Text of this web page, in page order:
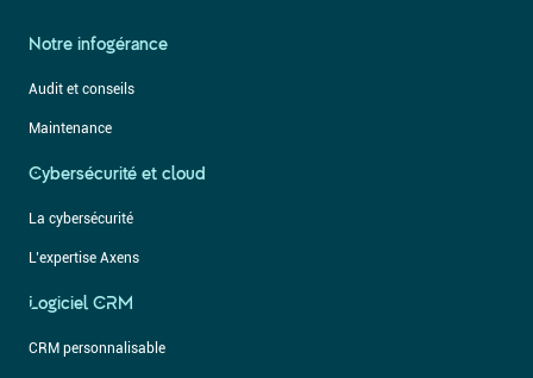
Notre infogérance
Audit et conseils
Maintenance
Cybersécurité et cloud
La cybersécurité
L’expertise Axens
Logiciel CRM
CRM personnalisable